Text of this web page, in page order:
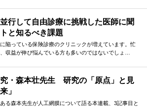
行して自由診療に挑戦した医師に聞
と知るべき課題
陥っている保険診療のクリニックが増えています。忙
収益が伸び悩んでいる方も多いのではないでしょ…
究・森本壮先生 研究の「原点」と見
」
る森本先生が人工網膜について語る本連載、3記事目と